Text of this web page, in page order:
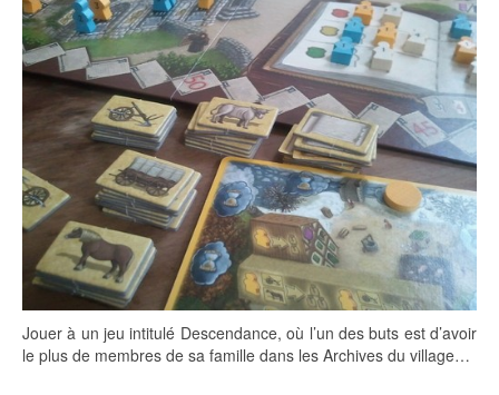
Jouer à un jeu intitulé Descendance, où l’un des buts est d’avoir
le plus de membres de sa famille dans les Archives du village…